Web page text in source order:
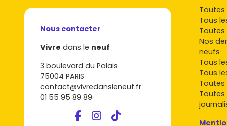
Nous contacter
Vivre dans le neuf
3 boulevard du Palais
75004 PARIS
contact@vivredansleneuf.fr
01 55 95 89 89
Toutes
Tous
Toutes
Nos
neufs
Tous
Tous
Toutes
Toutes